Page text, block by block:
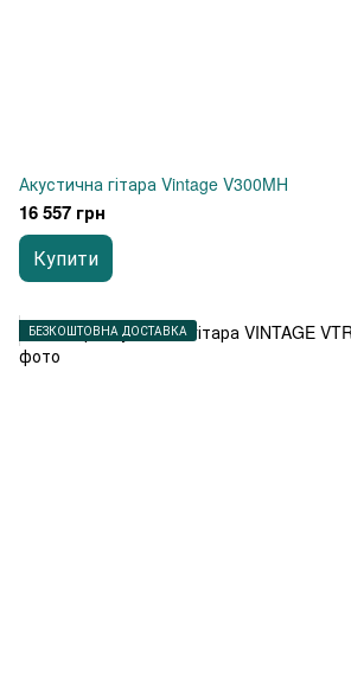
Акустична гітара Vintage V300MH
16 557 грн
Купити
БЕЗКОШТОВНА ДОСТАВКА